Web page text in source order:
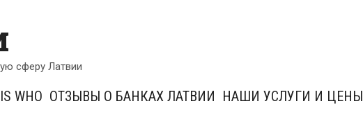
сферу Латвии
WHO ОТЗЫВЫ О БАНКАХ ЛАТВИИ НАШИ УСЛУГИ И ЦЕНЫ